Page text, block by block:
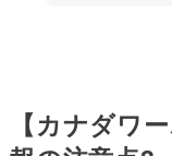
【カナダワ